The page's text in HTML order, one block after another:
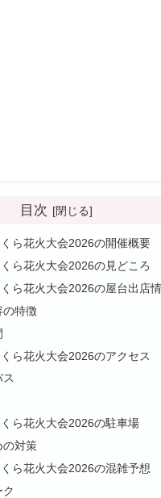
目次
ら花火大会2026の開催概要
ら花火大会2026の見どころ
ら花火大会2026の屋台出店
の特徴
ら花火大会2026のアクセス
ス
ら花火大会2026の駐車場
の対策
ら花火大会2026の混雑予想